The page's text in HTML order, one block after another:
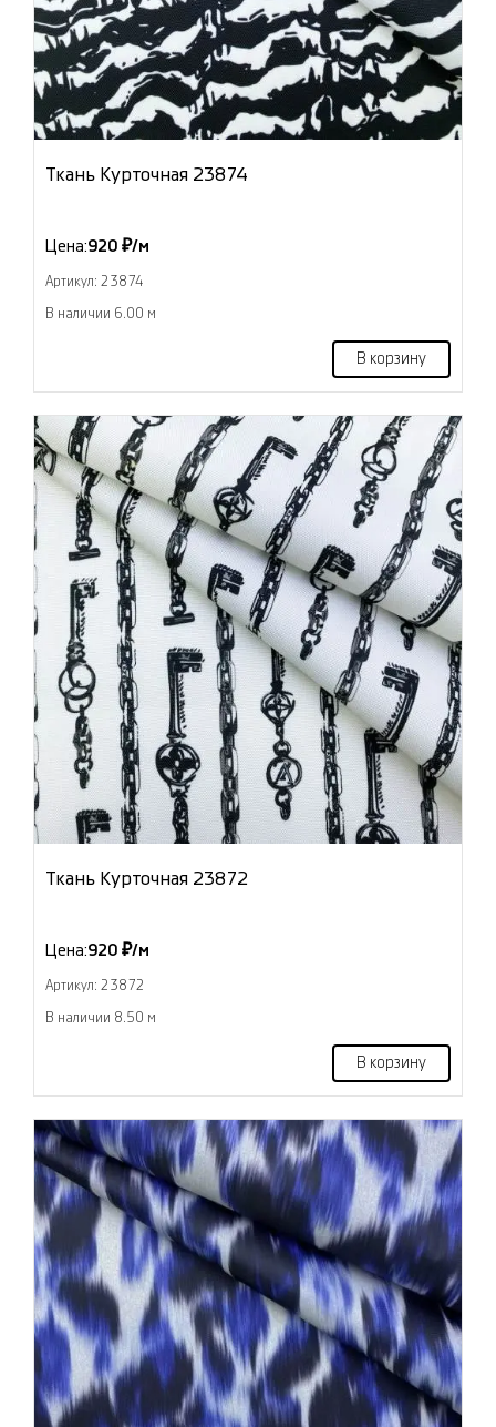
Ткань Курточная 23874
Цена:920 ₽/м
Артикул: 23874
В наличии 6.00 м
В корзину
Ткань Курточная 23872
Цена:920 ₽/м
Артикул: 23872
В наличии 8.50 м
В корзину